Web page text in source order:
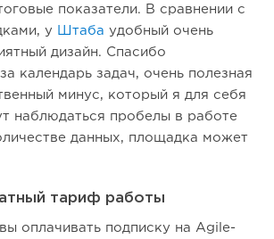
показатели. В сравнении с
у
Штаба удобный очень
дизайн. Спасибо
календарь задач, очень полезная
минус, который я для себя
наблюдаться пробелы в работе
данных, площадка может
тариф работы
оплачивать подписку на Agile-